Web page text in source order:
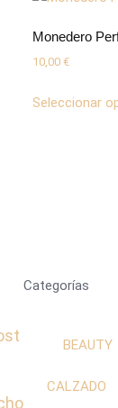
Monedero
10,00 €
Seleccionar
Categorías
BEAUTY
CALZADO